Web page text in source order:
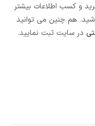
و کسب اطلاعات بیشتر
هم چنین می توانید
در سایت ثبت نمایید.